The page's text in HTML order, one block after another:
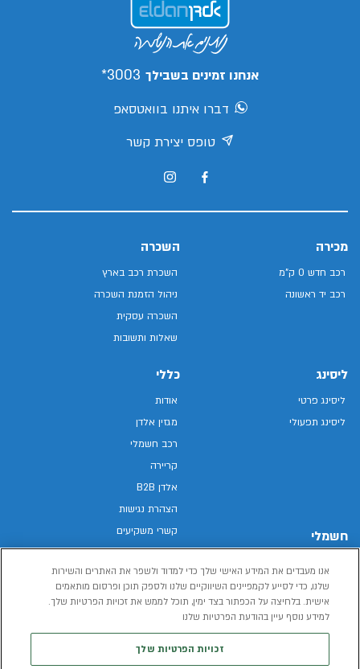
אנחנו זמינים בשבילך 3003*
דברו איתנו בוואטסאפ
טופס יצירת קשר
מכירה
רכב חדש 0 ק"מ
רכב יד ראשונה
השכרה
השכרת רכב בארץ
ניהול הזמנת השכרה
השכרה עסקית
שאלות ותשובות
ליסינג
ליסינג פרטי
ליסינג תפעולי
חשמלי
רכב חשמלי
הכל על רכב חשמלי
כללי
אודות
מגזין אלדן
רכב חשמלי
קריירה
אלדן B2B
הצהרת נגישות
קשרי משקיעים
מפת האתר
מדיניות פרטיות
תנאי שימוש
אנו מעבדים את המידע האישי שלך כדי למדוד ולשפר את האתרים והשירות
שלנו, כדי לסייע לקמפיינים השיווקיים שלנו ולספק תוכן ופרסום מותאמים
אישית. בלחיצה על הכפתור בצד ימין, תוכל לממש את זכויות הפרטיות שלך.
למידע נוסף עיין בהודעת הפרטיות שלנו
זכויות הפרטיות שלך